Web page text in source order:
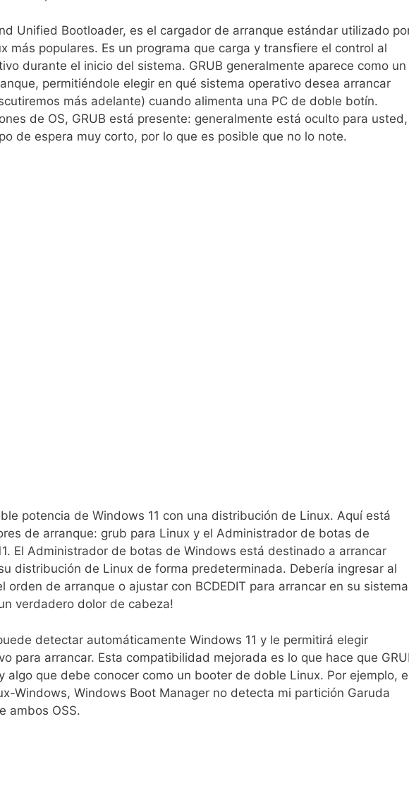
Unified Bootloader, es el cargador de arranque estándar utilizado
más populares. Es un programa que carga y transfiere el control al
durante el inicio del sistema. GRUB generalmente aparece como un
permitiéndole elegir en qué sistema operativo desea arrancar
más adelante) cuando alimenta una PC de doble botín.
de OS, GRUB está presente: generalmente está oculto para
de espera muy corto, por lo que es posible que no lo note.
potencia de Windows 11 con una distribución de Linux. Aquí está
de arranque: grub para Linux y el Administrador de botas de
El Administrador de botas de Windows está destinado a arrancar
distribución de Linux de forma predeterminada. Debería ingresar al
orden de arranque o ajustar con BCDEDIT para arrancar en su sistema
verdadero dolor de cabeza!
detectar automáticamente Windows 11 y le permitirá elegir
para arrancar. Esta compatibilidad mejorada es lo que hace que
algo que debe conocer como un booter de doble Linux. Por ejemplo,
Windows, Windows Boot Manager no detecta mi partición Garuda
ambos OSS.